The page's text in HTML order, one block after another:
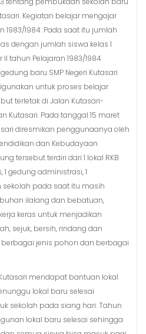
Kegiatan belajar mengajar
1984. Pada saat itu jumlah
dengan jumlah siswa kelas 1
II tahun Pelajaran 1983/1984
baru SMP Negeri Kutasari
untuk proses belajar
terletak di Jalan Kutasari-
Kutasari. Pada tanggal 15 maret
diresmikan penggunaanya oleh
dan Kebudayaan
tersebut terdiri dari 1 lokal RKB
gedung administrasi, 1
sekolah pada saat itu masih
ilalang dan bebatuan,
keras untuk menjadikan
sejuk, bersih, rindang dan
jenis pohon dan berbagai
mendapat bantuan lokal
lokal baru selesai
sekolah pada siang hari. Tahun
lokal baru selesai sehingga